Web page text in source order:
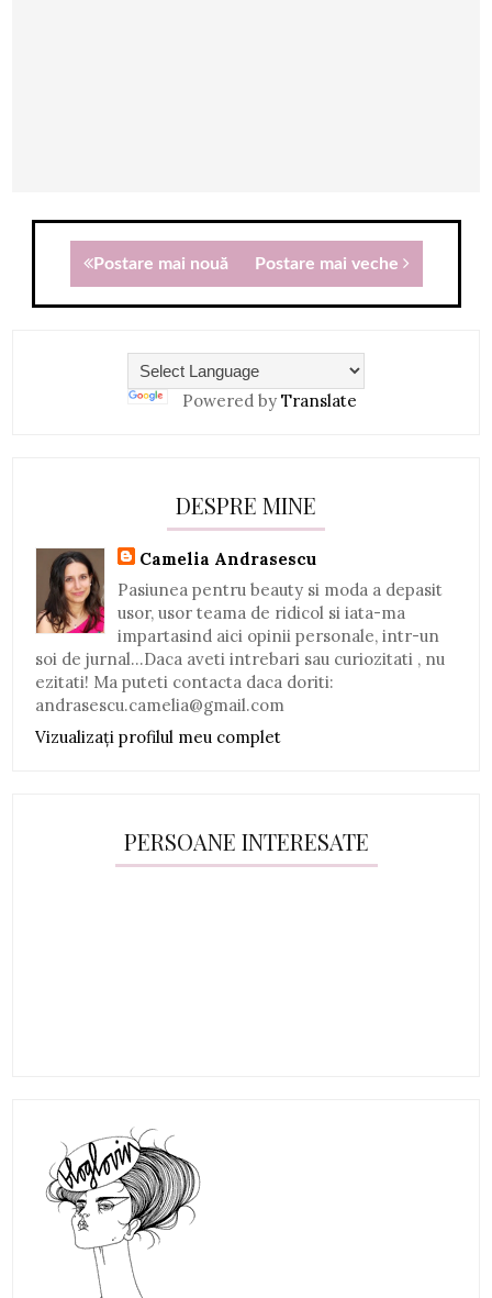
Postare mai nouă Postare mai veche
Powered by Translate
DESPRE MINE
Camelia Andrasescu
Pasiunea pentru beauty si moda a depasit
usor, usor teama de ridicol si iata-ma
impartasind aici opinii personale, intr-un
soi de jurnal...Daca aveti intrebari sau curiozitati , nu
ezitati! Ma puteti contacta daca doriti:
andrasescu.camelia@gmail.com
Vizualizați profilul meu complet
PERSOANE INTERESATE